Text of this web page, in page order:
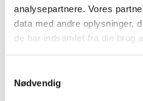
analysepartnere. Vores
data med andre oplysninger,
de har indsamlet fra din brug
Nødvendig
2021 (38)
2020 (19)
2019 (44)
2018 (46)
2016 (48)